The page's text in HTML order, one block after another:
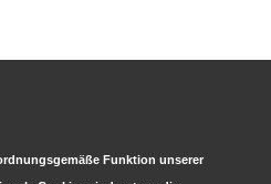
Funktion unserer